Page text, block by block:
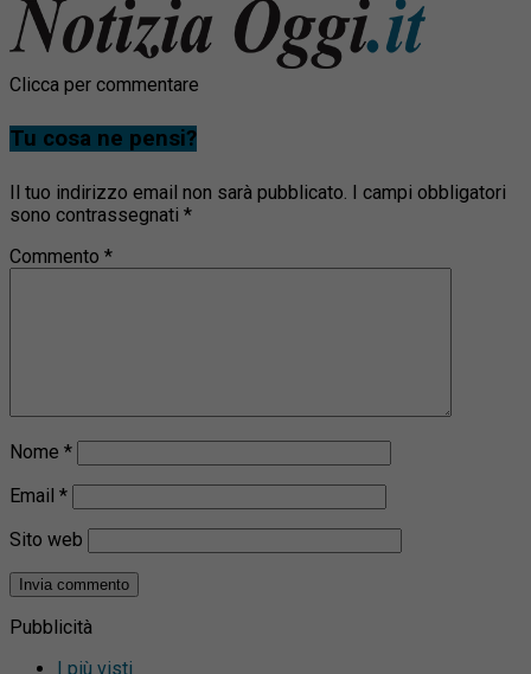
Clicca per commentare
Tu cosa ne pensi?
Il tuo indirizzo email non sarà pubblicato.
I campi obbligatori
sono contrassegnati *
Commento *
Nome *
Email *
Sito web
Pubblicità
I più visti